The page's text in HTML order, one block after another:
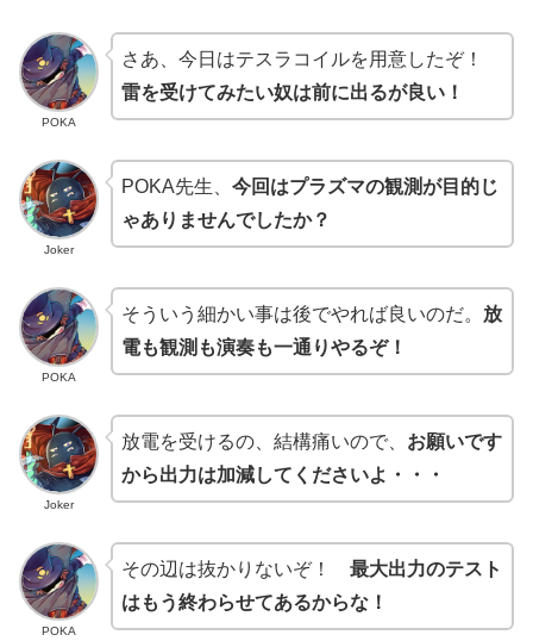
POKA
さあ、今日はテスラコイルを用意したぞ！
雷を受けてみたい奴は前に出るが良い！
Joker
POKA先生、 今回はプラズマの観測が目的じ
ゃありませんでしたか？
POKA
そういう細かい事は後でやれば良いのだ。 放
電も観測も演奏も一通りやるぞ！
Joker
放電を受けるの、結構痛いので、 お願いです
から出力は加減してくださいよ・・・
POKA
その辺は抜かりないぞ！ 最大出力のテスト
はもう終わらせてあるからな！